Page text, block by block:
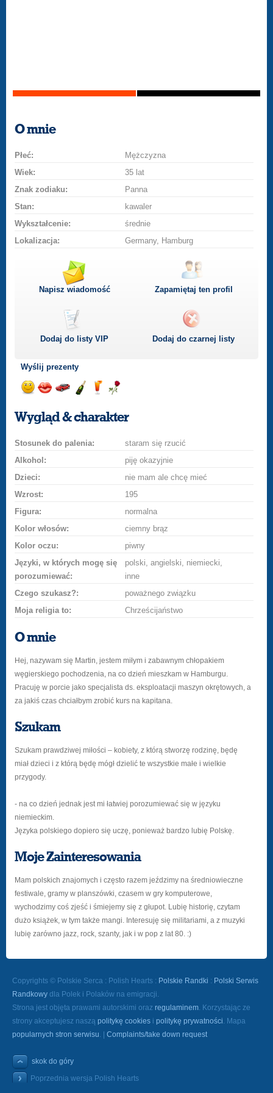
O mnie
Płeć:
Mężczyzna
Wiek:
35 lat
Znak zodiaku:
Panna
Stan:
kawaler
Wykształcenie:
średnie
Lokalizacja:
Germany, Hamburg
Napisz wiadomość Zapamiętaj ten profil
Dodaj do listyVIP Dodaj do czarnej listy
Wyślij prezenty
uśmiech
buziakasamochodem
szampana
drinka
różę
Wygląd & charakter
Stosunek do palenia:
staram się rzucić
Alkohol:
piję okazyjnie
Dzieci:
nie mam ale chcę mieć
Wzrost:
195
Figura:
normalna
Kolor włosów:
ciemny brąz
Kolor oczu:
piwny
Języki, w których mogę się
porozumiewać:
polski, angielski, niemiecki,
inne
Czego szukasz?:
poważnego związku
Moja religia to:
Chrześcijaństwo
O mnie
Hej, nazywam się Martin, jestem miłym i zabawnym chłopakiem
węgierskiego pochodzenia, na co dzień mieszkam w Hamburgu.
Pracuję w porcie jako specjalista ds. eksploatacji maszyn okrętowych, a
za jakiś czas chciałbym zrobić kurs na kapitana.
Szukam
Szukam prawdziwej miłości – kobiety, z którą stworzę rodzinę, będę
miał dzieci i z którą będę mógł dzielić te wszystkie małe i wielkie
przygody.
- na co dzień jednak jest mi łatwiej porozumiewać się w języku
niemieckim.
Języka polskiego dopiero się uczę, ponieważ bardzo lubię Polskę.
Moje Zainteresowania
Mam polskich znajomych i często razem jeździmy na średniowieczne
festiwale, gramy w planszówki, czasem w gry komputerowe,
wychodzimy coś zjeść i śmiejemy się z głupot. Lubię historię, czytam
dużo książek, w tym także mangi. Interesuję się militariami, a z muzyki
lubię zarówno jazz, rock, szanty, jak i w pop z lat 80. :)
Copyrights © Polskie Serca : Polish Hearts : Polskie Randki : Polski Serwis
Randkowy dla Polek i Polaków na emigracji.
Strona jest objęta prawami autorskimi oraz regulaminem. Korzystając ze
strony akceptujesz naszą politykę cookies i politykę prywatności. Mapa
popularnych stron serwisu. | Complaints/take down request
skok do góry
Poprzednia wersja Polish Hearts